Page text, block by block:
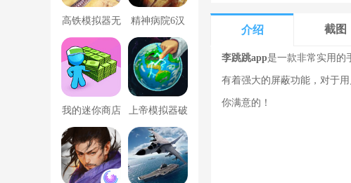
高铁模拟器无
限金币版
精神病院6汉
化版下载
我的迷你商店
破解版无限金
币版下载中文
上帝模拟器破
解版全解锁无
广告
介绍 截图
李跳跳app是一款非常实用的
有着强大的屏蔽功能，对于
你满意的！